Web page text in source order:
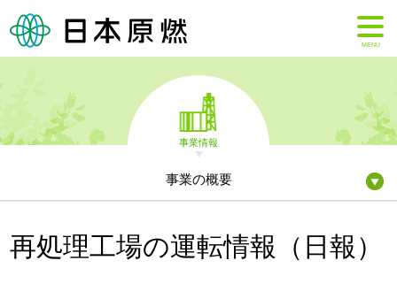
MENU
事業情報
事業の概要
再処理工場の運転情報（日報）